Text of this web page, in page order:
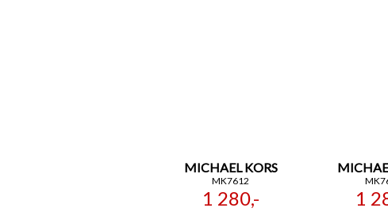
MICHAEL KORS
MK7612
1 280,- 1